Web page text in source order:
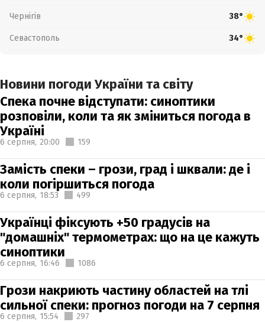
Чернігів 38°
Севастополь 34°
Новини погоди України та світу
Спека почне відступати: синоптики
розповіли, коли та як зміниться погода в
Україні
6 серпня, 20:00 159
Замість спеки – грози, град і шквали: де і
коли погіршиться погода
6 серпня, 18:53 499
Українці фіксують +50 градусів на
"домашніх" термометрах: що на це кажуть
синоптики
6 серпня, 16:46 1086
Грози накриють частину областей на тлі
сильної спеки: прогноз погоди на 7 серпня
6 серпня, 15:54 297